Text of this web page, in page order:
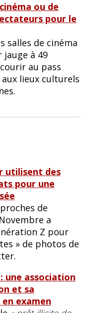
ou de
pour le
salles de cinéma
à 49
au pass
lieux culturels
utilisent des
pour une
de
a
Z pour
» de photos de
une association
et sa
examen